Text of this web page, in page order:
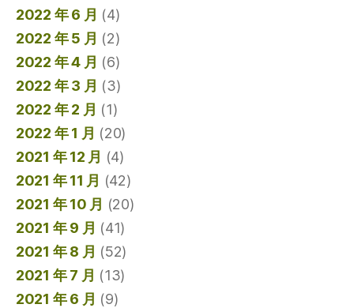
2022 年 6 月 (4)
2022 年 5 月 (2)
2022 年 4 月 (6)
2022 年 3 月 (3)
2022 年 2 月 (1)
2022 年 1 月 (20)
2021 年 12 月 (4)
2021 年 11 月 (42)
2021 年 10 月 (20)
2021 年 9 月 (41)
2021 年 8 月 (52)
2021 年 7 月 (13)
2021 年 6 月 (9)